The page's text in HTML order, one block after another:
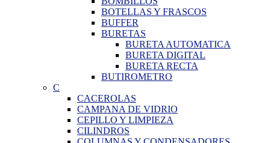
BOTELLAS Y FRASCOS
BUFFER
BURETAS
BURETA AUTOMATICA
BURETA DIGITAL
BURETA RECTA
BUTIROMETRO
C
CACEROLAS
CAMPANA DE VIDRIO
CEPILLO Y LIMPIEZA
CILINDROS